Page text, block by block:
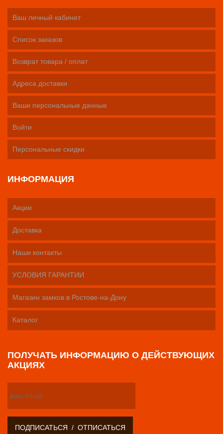
Ваш личный кабинет
Список заказов
Возврат товара / оплат
Адреса доставки
Ваши персональные данные
Войти
Персональные скидки
ИНФОРМАЦИЯ
Акции
Доставка
Наши контакты
УСЛОВИЯ ГАРАНТИИ
Магазин замков в Ростове-на-Дону
Каталог
ПОЛУЧАТЬ ИНФОРМАЦИЮ О ДЕЙСТВУЮЩИХ
АКЦИЯХ